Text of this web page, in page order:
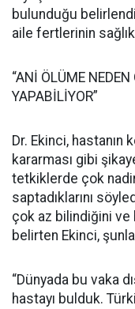
bulunduğu
aile fertlerinin
“ANİ ÖLÜME
YAPABİLİYOR”
Dr. Ekinci,
kararması gibi
tetkiklerde çok
saptadıklarını
çok az bilindiğini
belirten Ekinci,
“Dünyada bu vaka
hastayı bulduk.